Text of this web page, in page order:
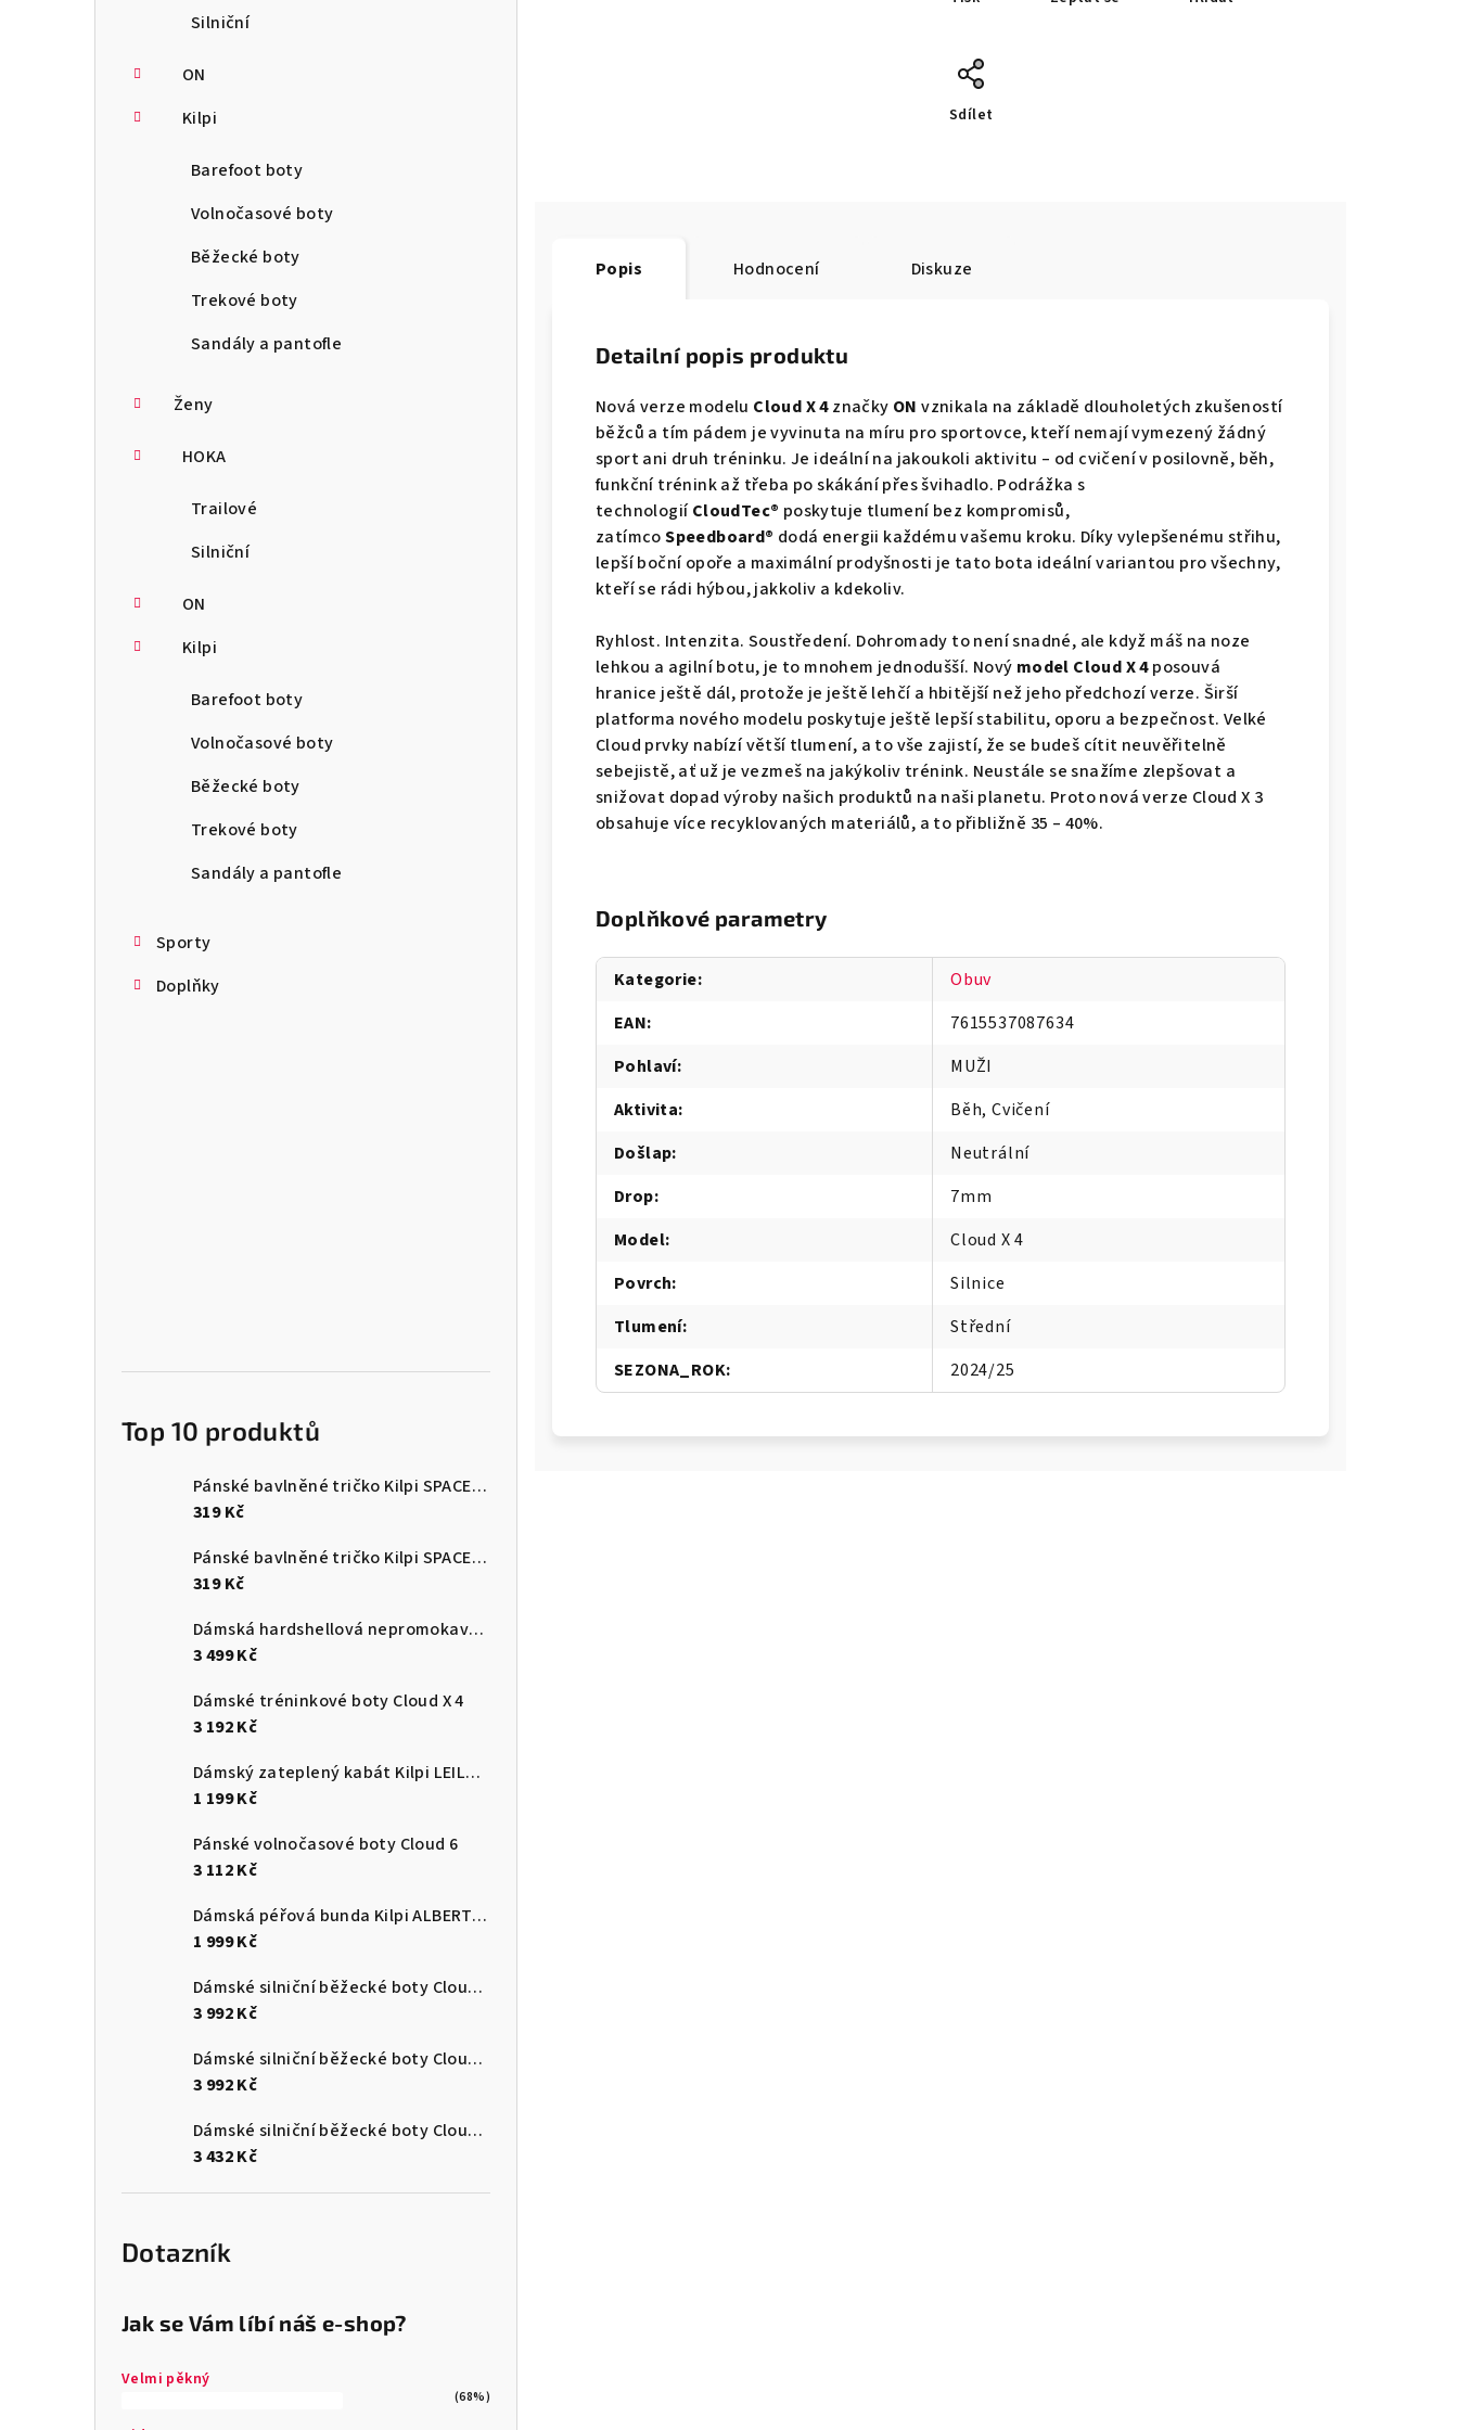
Silniční
ON
Kilpi
Barefoot boty
Volnočasové boty
Běžecké boty
Trekové boty
Sandály a pantofle
Ženy
HOKA
Trailové
Silniční
ON
Kilpi
Barefoot boty
Volnočasové boty
Běžecké boty
Trekové boty
Sandály a pantofle
Sporty
Doplňky
Top 10 produktů
Pánské bavlněné tričko Kilpi SPACER-M
319 Kč
Pánské bavlněné tričko Kilpi SPACER-M
319 Kč
Dámská hardshellová nepromokavá bunda Kilpi MAMBA-W
3 499 Kč
Dámské tréninkové boty Cloud X 4
3 192 Kč
Dámský zateplený kabát Kilpi LEILA-W
1 199 Kč
Pánské volnočasové boty Cloud 6
3 112 Kč
Dámská péřová bunda Kilpi ALBERTA-W
1 999 Kč
Dámské silniční běžecké boty Cloudmonster 3
3 992 Kč
Dámské silniční běžecké boty Cloudmonster 3
3 992 Kč
Dámské silniční běžecké boty Cloudsurfer Max
3 432 Kč
Dotazník
Jak se Vám líbí náš e-shop?
Velmi pěkný
(68%)
Sdílet
Popis Hodnocení Diskuze
Detailní popis produktu
Nová verze modelu Cloud X 4značky ON vznikala na základě dlouholetých zkušeností
běžců a tím pádem je vyvinuta na míru pro sportovce, kteří nemají vymezený žádný
sport ani druh tréninku. Je ideální na jakoukoli aktivitu – od cvičení v posilovně, běh,
funkční trénink až třeba po skákání přes švihadlo. Podrážka s
technologiíCloudTec® poskytuje tlumení bez kompromisů,
zatímcoSpeedboard® dodá energii každému vašemu kroku. Díky vylepšenému střihu,
lepší boční opoře a maximální prodyšnosti je tato bota ideální variantou pro všechny,
kteří se rádi hýbou, jakkoliv a kdekoliv.
Ryhlost. Intenzita. Soustředení. Dohromady to není snadné, ale když máš na noze
lehkou a agilní botu, je to mnohem jednodušší. Nový model Cloud X 4posouvá
hranice ještě dál, protože je ještě lehčí a hbitější než jeho předchozí verze. Širší
platforma nového modelu poskytuje ještě lepší stabilitu, oporu a bezpečnost. Velké
Cloud prvky nabízí větší tlumení, a to vše zajistí, že se budeš cítit neuvěřitelně
sebejistě, ať už je vezmeš na jakýkoliv trénink. Neustále se snažíme zlepšovat a
snižovat dopad výroby našich produktů na naši planetu. Proto nová verze Cloud X 3
obsahuje více recyklovaných materiálů, a to přibližně 35 – 40%.
Doplňkové parametry
Kategorie:
Obuv
EAN:
7615537087634
Pohlaví:
MUŽI
Aktivita:
Běh, Cvičení
Došlap:
Neutrální
Drop:
7mm
Model:
Cloud X 4
Povrch:
Silnice
Tlumení:
Střední
SEZONA_ROK: 2024/25